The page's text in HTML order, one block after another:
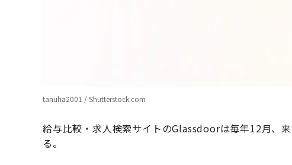
tanuha2001 / Shutterstock.com
給与比較・求人検索サイトのGlassdoorは毎年12月、
る。